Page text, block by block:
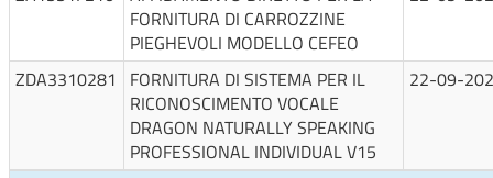
FORNITURA DI CARROZZINE
PIEGHEVOLI MODELLO CEFEO
ZDA3310281
FORNITURA DI SISTEMA PER IL
RICONOSCIMENTO VOCALE
DRAGON NATURALLY SPEAKING
PROFESSIONAL INDIVIDUAL V15
22-09-